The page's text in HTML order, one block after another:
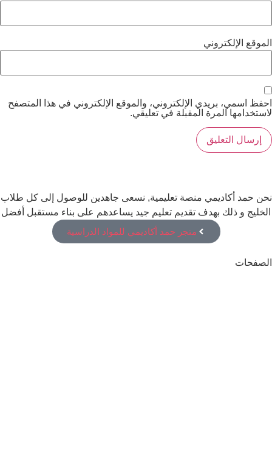
الموقع الإلكتروني
احفظ اسمي، بريدي الإلكتروني، والموقع الإلكتروني في هذا المتصفح
لاستخدامها المرة المقبلة في تعليقي.
نحن حمد أكاديمي منصة تعليمية, نسعى جاهدين للوصول إلى كل طلاب
الخليج و ذلك بهدف تقديم تعليم جيد يساعدهم على بناء مستقبل أفضل
متجر حمد أكاديمي للمواد الدراسية
الصفحات